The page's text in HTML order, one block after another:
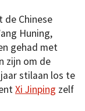
de Chinese
Huning,
gehad met
zijn om de
stilaan los te
Xi Jinping zelf